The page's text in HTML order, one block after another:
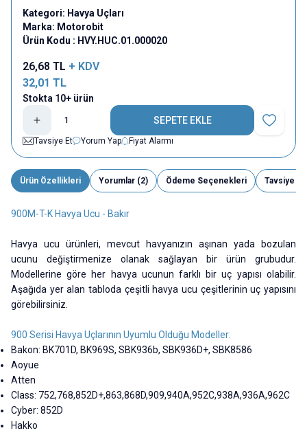
Kategori: Havya Uçları
Marka: Motorobit
Ürün Kodu : HVY.HUC.01.000020
26,68 TL + KDV
32,01 TL
Stokta 10+ ürün
SEPETE EKLE
Favoriye
Tavsiye Et
Yorum Yap Fiyat Alarmı
Ürün Özellikleri Yorumlar (2) Ödeme Seçenekleri Tavsiye Et
900M-T-K Havya Ucu - Bakır
Havya ucu ürünleri, mevcut havyanızın aşınan yada bozulan
ucunu değiştirmenize olanak sağlayan bir ürün grubudur.
Modellerine göre her havya ucunun farklı bir uç yapısı olabilir.
Aşağıda yer alan tabloda çeşitli havya ucu çeşitlerinin uç yapısını
görebilirsiniz.
900 Serisi Havya Uçlarının Uyumlu Olduğu Modeller:
Bakon: BK701D, BK969S, SBK936b, SBK936D+, SBK8586
Aoyue
Atten
Class: 752,768,852D+,863,868D,909,940A,952C,938A,936A,962C
Cyber: 852D
Hakko